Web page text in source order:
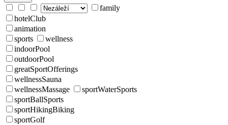
family
hotelClub
animation
sports
wellness
indoorPool
outdoorPool
greatSportOfferings
wellnessSauna
wellnessMassage
sportWaterSports
sportBallSports
sportHikingBiking
sportGolf